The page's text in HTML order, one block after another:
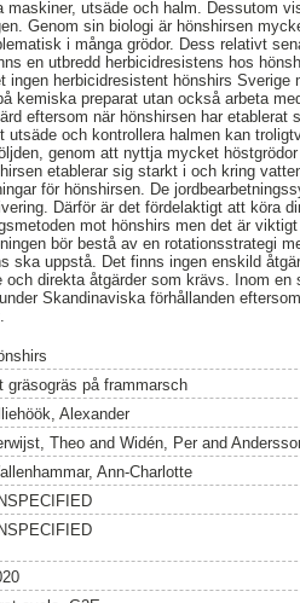
maskiner, utsäde och halm. Dessutom
Genom sin biologi är hönshirsen
i många grödor. Dess relativt
en utbredd herbicidresistens hos
ingen herbicidresistent hönshirs
kemiska preparat utan också arbeta
eftersom när hönshirsen har
utsäde och kontrollera halmen kan
genom att nyttja mycket
etablerar sig starkt i och kring
för hönshirsen. De
Därför är det fördelaktigt att köra
mot hönshirs men det är
bör bestå av en rotationsstrategi
ska uppstå. Det finns ingen enskild
och direkta åtgärder som krävs. Inom
Skandinaviska förhållanden
gräsogräs på frammarsch
Alexander
Theoand Widén, Perand
Ann-Charlotte